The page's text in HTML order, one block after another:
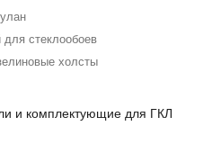
для стеклообоев
холсты
и комплектующие для ГКЛ